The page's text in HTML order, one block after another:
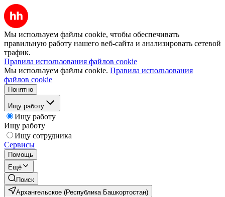
Мы используем файлы cookie, чтобы обеспечивать
правильную работу нашего веб-сайта и анализировать сетевой
трафик.
Правила использования файлов cookie
Мы используем файлы cookie. Правила использования
файлов cookie
Понятно
Ищу работу
Ищу работу
Ищу работу
Ищу сотрудника
Сервисы
Помощь
Ещё
Поиск
Архангельское (Республика Башкортостан)